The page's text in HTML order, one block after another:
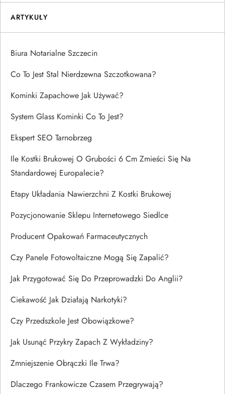
ARTYKUŁY
Biura Notarialne Szczecin
Co To Jest Stal Nierdzewna Szczotkowana?
Kominki Zapachowe Jak Używać?
System Glass Kominki Co To Jest?
Ekspert SEO Tarnobrzeg
Ile Kostki Brukowej O Grubości 6 Cm Zmieści Się Na
Standardowej Europalecie?
Etapy Układania Nawierzchni Z Kostki Brukowej
Pozycjonowanie Sklepu Internetowego Siedlce
Producent Opakowań Farmaceutycznych
Czy Panele Fotowoltaiczne Mogą Się Zapalić?
Jak Przygotować Się Do Przeprowadzki Do Anglii?
Ciekawość Jak Działają Narkotyki?
Czy Przedszkole Jest Obowiązkowe?
Jak Usunąć Przykry Zapach Z Wykładziny?
Zmniejszenie Obrączki Ile Trwa?
Dlaczego Frankowicze Czasem Przegrywają?